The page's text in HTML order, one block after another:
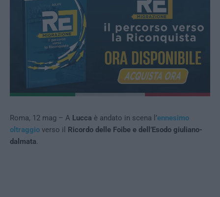
Roma, 12 mag – A Lucca è andato in scena l’ennesimo
oltraggio verso il Ricordo delle Foibe e dell’Esodo giuliano-
dalmata.